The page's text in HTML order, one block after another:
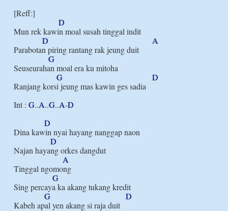
[Reff:]
D
Mun rek kawin moal susah tinggal indit
D
A
Parabotan piring rantang rak jeung duit
G
Seuseurahan moal era ku mitoha
G
D
Ranjang korsi jeung mas kawin ges sadia
Int : G..A..G..A-D
D
Dina kawin nyai hayang nanggap naon
D
Najan hayang orkes dangdut
A
Tinggal ngomong
G
Sing percaya ka akang tukang kredit
G
D
Kabeh apal yen akang si raja duit